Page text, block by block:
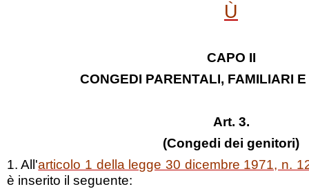
Ù
CAPO II
CONGEDI PARENTALI, FAMILIARI
Art. 3.
(Congedi dei genitori)
1. All'articolo 1 della legge 30 dicembre 1971, n.
è inserito il seguente: